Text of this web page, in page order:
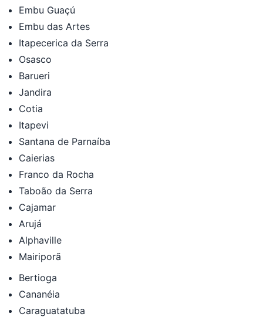
Embu Guaçú
Embu das Artes
Itapecerica da Serra
Osasco
Barueri
Jandira
Cotia
Itapevi
Santana de Parnaíba
Caierias
Franco da Rocha
Taboão da Serra
Cajamar
Arujá
Alphaville
Mairiporã
Bertioga
Cananéia
Caraguatatuba